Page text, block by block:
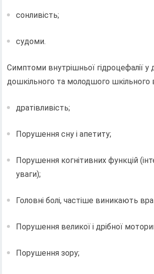
сонливість;
судоми.
Симптоми внутрішньої гідроцефалії у
дошкільного та молодшого шкільного
дратівливість;
Порушення сну і апетиту;
Порушення когнітивних функцій
уваги);
Головні болі, частіше виникають
Порушення великої і дрібної
Порушення зору;